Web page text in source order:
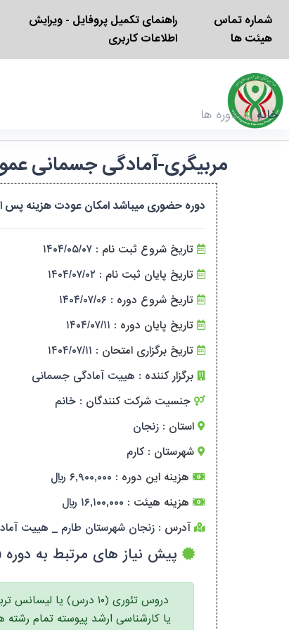
شماره تماس
هیئت ها
راهنمای تکمیل پروفایل - ویرایش
اطلاعات کاربری
خانه دوره ها
مربیگری-آمادگی جسمانی عمومی پیش نیاز
دوره حضوری میباشد امکان عودت هزینه پس از
تاریخ شروع ثبت نام : ۱۴۰۴/۰۵/۰۷
تاریخ پایان ثبت نام : ۱۴۰۴/۰۷/۰۲
تاریخ شروع دوره : ۱۴۰۴/۰۷/۰۶
تاریخ پایان دوره : ۱۴۰۴/۰۷/۱۱
تاریخ برگزاری امتحان : ۱۴۰۴/۰۷/۱۱
برگزار کننده : هییت آمادگی جسمانی
جنسیت شرکت کنندگان : خانم
استان : زنجان
شهرستان : کارم
هزینه این دوره : ۶,۹۰۰,۰۰۰ ریال
هزینه هیئت : ۱۶,۱۰۰,۰۰۰ ریال
آدرس : زنجان شهرستان طارم _ هییت
پیش نیاز های مرتبط به دوره
دروس تئوری (۱۰ درس) یا
یا کارشناسی ارشد پیوسته تمام رشته